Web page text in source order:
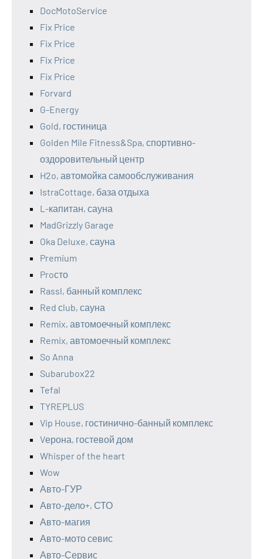
DocMotoService
Fix Price
Fix Price
Fix Price
Fix Price
Forvard
G-Energy
Gold, гостиница
Golden Mile Fitness&Spa, спортивно-
оздоровительный центр
H2o, автомойка самообслуживания
IstraCottage, база отдыха
L-капитан, сауна
MadGrizzly Garage
Oka Deluxe, сауна
Premium
Proсто
Rassl, банный комплекс
Red сlub, сауна
Remix, автомоечный комплекс
Remix, автомоечный комплекс
So Anna
Subarubox22
Tefal
TYREPLUS
Vip House, гостинично-банный комплекс
Vерона, гостевой дом
Whisper of the heart
Wow
Авто-ГУР
Авто-дело+, СТО
Авто-магия
Авто-мото севис
Авто-Сервис